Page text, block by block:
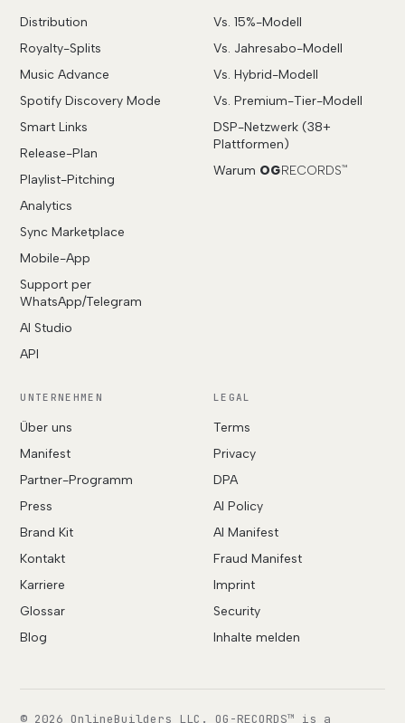
Distribution
Royalty-Splits
Music Advance
Spotify Discovery Mode
Smart Links
Release-Plan
Playlist-Pitching
Analytics
Sync Marketplace
Mobile-App
Support per
WhatsApp/Telegram
AI Studio
API
Vs. 15%-Modell
Vs. Jahresabo-Modell
Vs. Hybrid-Modell
Vs. Premium-Tier-Modell
DSP-Netzwerk (38+
Plattformen)
Warum OGRECORDS™
UNTERNEHMEN
Über uns
Manifest
Partner-Programm
Press
Brand Kit
Kontakt
Karriere
Glossar
Blog
LEGAL
Terms
Privacy
DPA
AI Policy
AI Manifest
Fraud Manifest
Imprint
Security
Inhalte melden
© 2026 OnlineBuilders LLC. OG-RECORDS™ is a